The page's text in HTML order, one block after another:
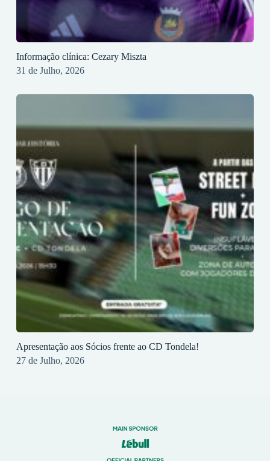
Informação clínica: Cezary Miszta
31 de Julho, 2026
Apresentação aos Sócios frente ao CD Tondela!
27 de Julho, 2026